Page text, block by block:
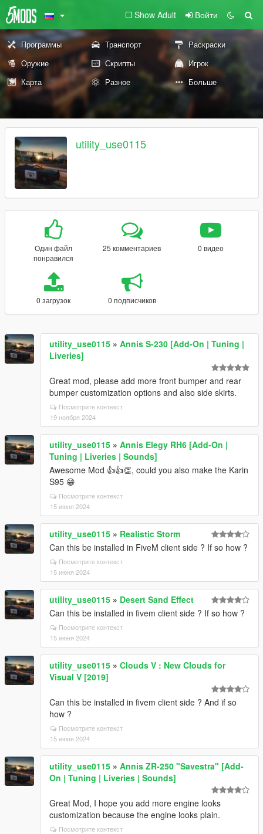
Show Adult Войти
Программы Транспорт
Раскраски
Оружие
Скрипты
Игрок
Карта
Разное Больше
utility_use0115
Один файл
понравился
25 комментариев 0 видео
0 загрузок 0 подписчиков
utility_use0115 » Annis S-230 [Add-On | Tuning |
Liveries]
Great mod, please add more front bumper and rear
bumper customization options and also side skirts.
Посмотрите контекст
19 ноября 2024
utility_use0115 » Annis Elegy RH6 [Add-On |
Tuning | Liveries | Sounds]
Awesome Mod 👍👍👏, could you also make the Karin
S95 😁
Посмотрите контекст
15 июня 2024
utility_use0115 » Realistic Storm
Can this be installed in FiveM client side ? If so how ?
Посмотрите контекст
15 июня 2024
utility_use0115 » Desert Sand Effect
Can this be installed in fivem client side ? If so how ?
Посмотрите контекст
15 июня 2024
utility_use0115 » Clouds V : New Clouds for
Visual V [2019]
Can this be installed in fivem client side ? And if so
how ?
Посмотрите контекст
15 июня 2024
utility_use0115 » Annis ZR-250 "Savestra" [Add-
On | Tuning | Liveries | Sounds]
Great Mod, I hope you add more engine looks
customization because the engine looks plain.
Посмотрите контекст